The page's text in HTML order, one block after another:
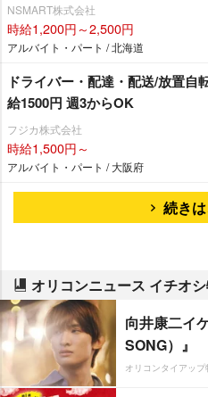
NSMART株式会社
時給1,200円～2,500円
アルバイト・パート / 北海道
ドライバー・配達・配送/放置
給1500円 週3からOK
フジカ株式会社
時給1,500円～
アルバイト・パート / 大阪府
続き
オリコンニュース イチオ
向井康二イ
SONG）』
オリコンタイアップ